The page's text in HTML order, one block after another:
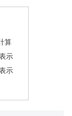
算
示
示